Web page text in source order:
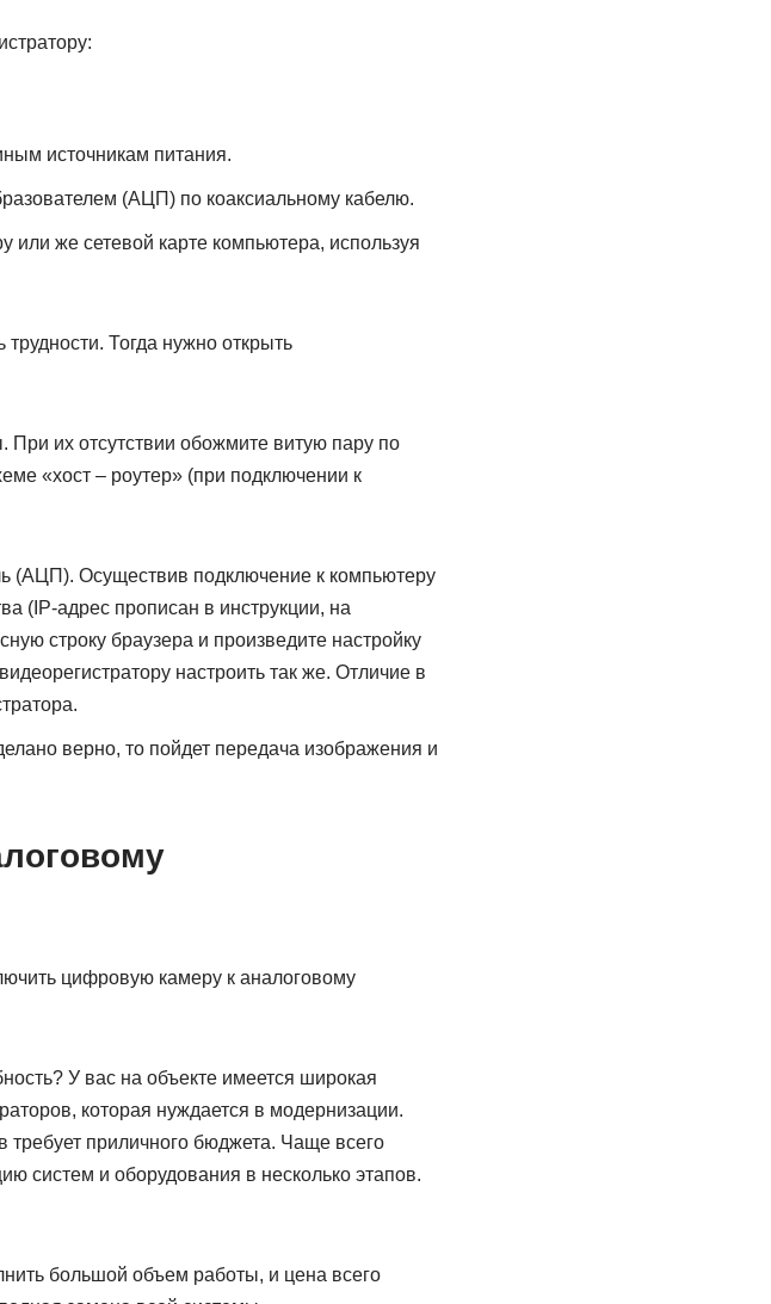
источникам питания.
(АЦП) по коаксиальному кабелю.
или же сетевой карте компьютера, используя
Тогда нужно открыть
При их отсутствии обожмите витую пару по
«хост – роутер» (при подключении к
(АЦП). Осуществив подключение к компьютеру
(IP-адрес прописан в инструкции, на
строку браузера и произведите настройку
настроить так же. Отличие в
верно, то пойдет передача изображения и
цифровую камеру к аналоговому
У вас на объекте имеется широкая
которая нуждается в модернизации.
требует приличного бюджета. Чаще всего
систем и оборудования в несколько этапов.
большой объем работы, и цена всего